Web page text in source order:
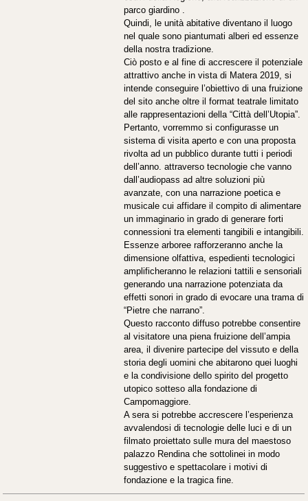
parco giardino .
Quindi, le unità abitative diventano il luogo
nel quale sono piantumati alberi ed essenze
della nostra tradizione.
Ciò posto e al fine di accrescere il potenziale
attrattivo anche in vista di Matera 2019, si
intende conseguire l’obiettivo di una fruizione
del sito anche oltre il format teatrale limitato
alle rappresentazioni della “Città dell’Utopia”.
Pertanto, vorremmo si configurasse un
sistema di visita aperto e con una proposta
rivolta ad un pubblico durante tutti i periodi
dell’anno. attraverso tecnologie che vanno
dall’audiopass ad altre soluzioni più
avanzate, con una narrazione poetica e
musicale cui affidare il compito di alimentare
un immaginario in grado di generare forti
connessioni tra elementi tangibili e intangibili.
Essenze arboree rafforzeranno anche la
dimensione olfattiva, espedienti tecnologici
amplificheranno le relazioni tattili e sensoriali
generando una narrazione potenziata da
effetti sonori in grado di evocare una trama di
“Pietre che narrano”.
Questo racconto diffuso potrebbe consentire
al visitatore una piena fruizione dell’ampia
area, il divenire partecipe del vissuto e della
storia degli uomini che abitarono quei luoghi
e la condivisione dello spirito del progetto
utopico sotteso alla fondazione di
Campomaggiore.
A sera si potrebbe accrescere l’esperienza
avvalendosi di tecnologie delle luci e di un
filmato proiettato sulle mura del maestoso
palazzo Rendina che sottolinei in modo
suggestivo e spettacolare i motivi di
fondazione e la tragica fine.